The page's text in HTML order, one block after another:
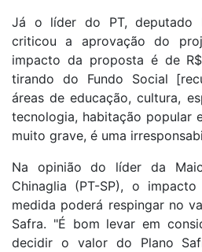
Já o líder do PT, deputado
criticou a aprovação do
impacto da proposta é de
tirando do Fundo Social
áreas de educação, cultura,
tecnologia, habitação popular
muito grave, é uma
Na opinião do líder da
Chinaglia (PT-SP), o
medida poderá respingar no
Safra. "É bom levar em
decidir o valor do Plano